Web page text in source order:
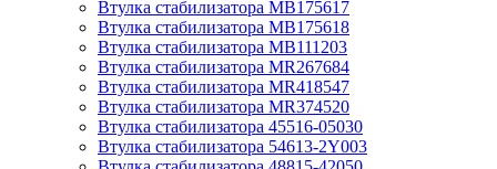
Втулка стабилизатора MB175617
Втулка стабилизатора MB175618
Втулка стабилизатора MB111203
Втулка стабилизатора MR267684
Втулка стабилизатора MR418547
Втулка стабилизатора MR374520
Втулка стабилизатора 45516-05030
Втулка стабилизатора 54613-2Y003